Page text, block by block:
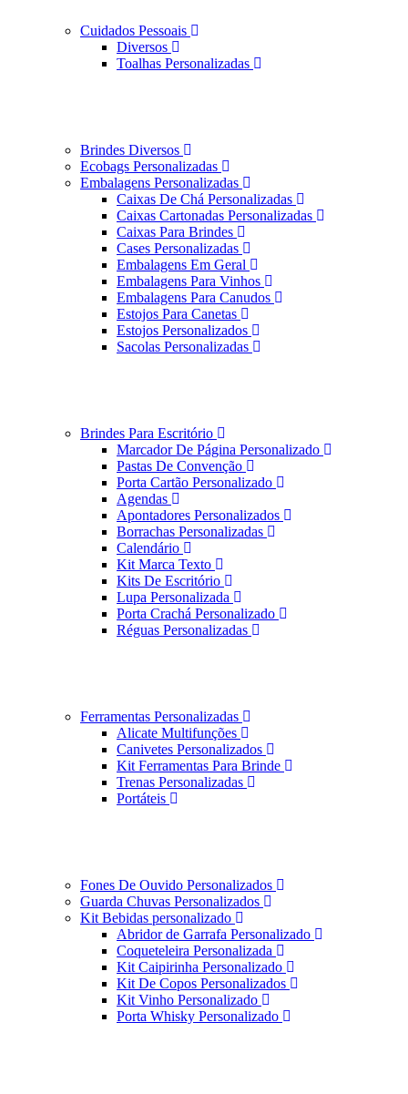
Cuidados Pessoais
Diversos
Toalhas Personalizadas
Brindes Diversos
Ecobags Personalizadas
Embalagens Personalizadas
Caixas De Chá Personalizadas
Caixas Cartonadas Personalizadas
Caixas Para Brindes
Cases Personalizadas
Embalagens Em Geral
Embalagens Para Vinhos
Embalagens Para Canudos
Estojos Para Canetas
Estojos Personalizados
Sacolas Personalizadas
Brindes Para Escritório
Marcador De Página Personalizado
Pastas De Convenção
Porta Cartão Personalizado
Agendas
Apontadores Personalizados
Borrachas Personalizadas
Calendário
Kit Marca Texto
Kits De Escritório
Lupa Personalizada
Porta Crachá Personalizado
Réguas Personalizadas
Ferramentas Personalizadas
Alicate Multifunções
Canivetes Personalizados
Kit Ferramentas Para Brinde
Trenas Personalizadas
Portáteis
Fones De Ouvido Personalizados
Guarda Chuvas Personalizados
Kit Bebidas personalizado
Abridor de Garrafa Personalizado
Coqueteleira Personalizada
Kit Caipirinha Personalizado
Kit De Copos Personalizados
Kit Vinho Personalizado
Porta Whisky Personalizado